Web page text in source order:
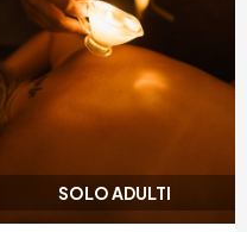
SOLO ADULTI